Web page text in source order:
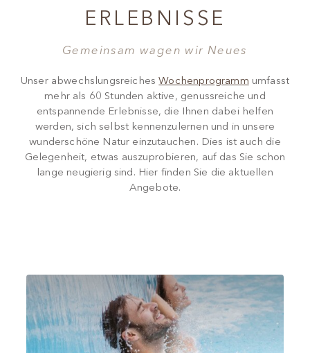
ERLEBNISSE
Gemeinsam wagen wir Neues
Unser abwechslungsreichesWochenprogramm umfasst
mehr als 60 Stunden aktive, genussreiche und
entspannende Erlebnisse, die Ihnen dabei helfen
werden, sich selbst kennenzulernen und in unsere
wunderschöne Natur einzutauchen. Dies ist auch die
Gelegenheit, etwas auszuprobieren, auf das Sie schon
lange neugierig sind. Hier finden Sie die aktuellen
Angebote.